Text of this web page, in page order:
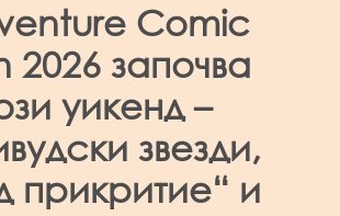
Comic
2026 започва
уикенд –
звезди,
прикритие“ и